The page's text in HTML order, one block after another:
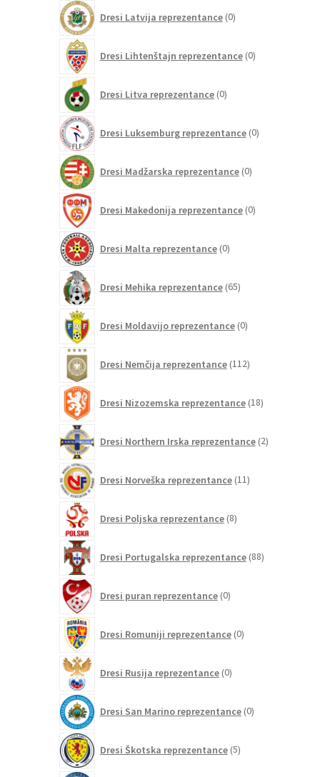
Dresi Latvija reprezentance 0izdelkov
Dresi Lihtenštajn reprezentance 0izdelkov
Dresi Litva reprezentance 0izdelkov
Dresi Luksemburg reprezentance 0izdelkov
Dresi Madžarska reprezentance 0izdelkov
Dresi Makedonija reprezentance 0izdelkov
Dresi Malta reprezentance 0izdelkov
Dresi Mehika reprezentance 65izdelkov
Dresi Moldavijo reprezentance 0izdelkov
Dresi Nemčija reprezentance 112izdelkov
Dresi Nizozemska reprezentance 18izdelkov
Dresi Northern Irska reprezentance 2izdelka
Dresi Norveška reprezentance 11izdelkov
Dresi Poljska reprezentance 8izdelkov
Dresi Portugalska reprezentance 88izdelkov
Dresi puran reprezentance 0izdelkov
Dresi Romuniji reprezentance 0izdelkov
Dresi Rusija reprezentance 0izdelkov
Dresi San Marino reprezentance 0izdelkov
Dresi Škotska reprezentance 5izdelkov